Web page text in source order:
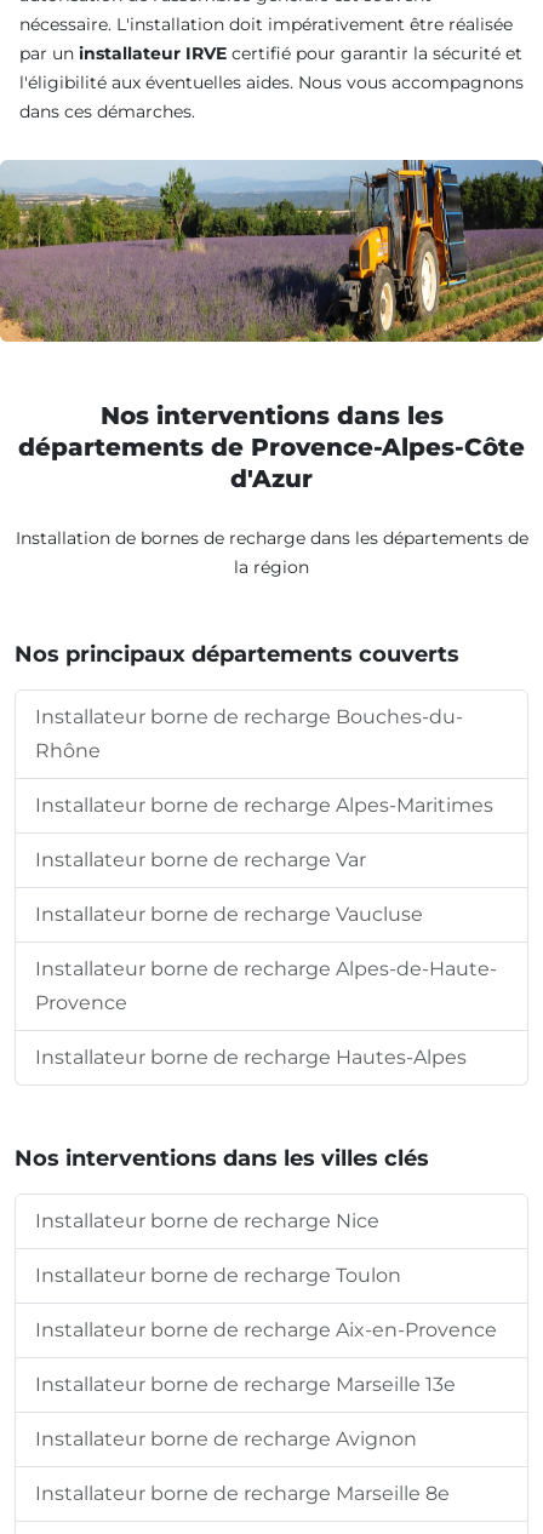
nécessaire. L'installation doit impérativement être réalisée
par un installateur IRVE certifié pour garantir la sécurité et
l'éligibilité aux éventuelles aides. Nous vous accompagnons
dans ces démarches.
Nos interventions dans les
départements de Provence-Alpes-Côte
d'Azur
Installation de bornes de recharge dans les départements de
la région
Nos principaux départements couverts
Installateur borne de recharge Bouches-du-
Rhône
Installateur borne de recharge Alpes-Maritimes
Installateur borne de recharge Var
Installateur borne de recharge Vaucluse
Installateur borne de recharge Alpes-de-Haute-
Provence
Installateur borne de recharge Hautes-Alpes
Nos interventions dans les villes clés
Installateur borne de recharge Nice
Installateur borne de recharge Toulon
Installateur borne de recharge Aix-en-Provence
Installateur borne de recharge Marseille 13e
Installateur borne de recharge Avignon
Installateur borne de recharge Marseille 8e